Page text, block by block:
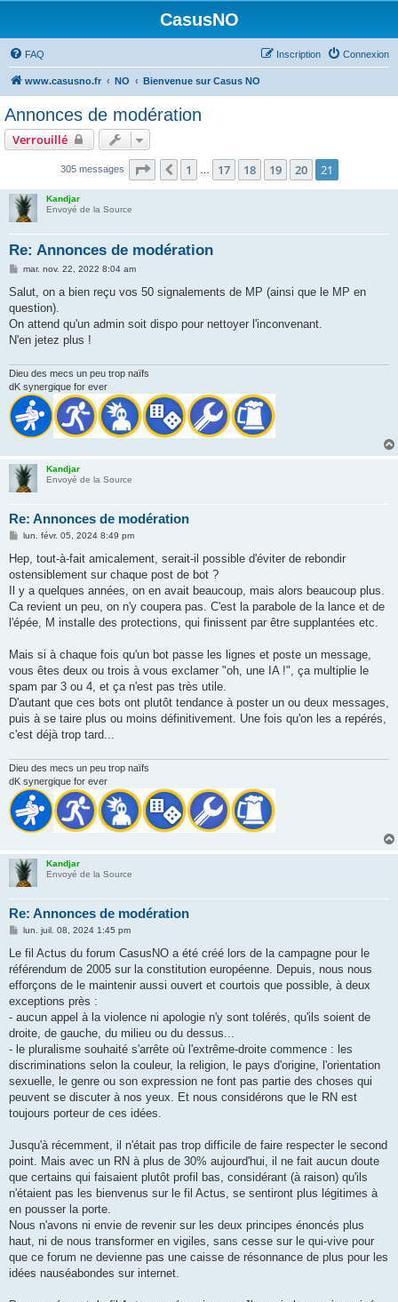
CasusNO
FAQ Connexion
Inscription
www.casusno.fr NO Bienvenue sur Casus NO
Annonces de modération
Verrouillé
305 messages Page 21 sur 21
Précédent
1 17 18 19 20 21
Kandjar
Envoyé de la Source
Re: Annonces de modération
M
s
a
g
mar. nov. 22, 2022 8:04 am
Salut, on a bien reçu vos 50 signalements de MP (ainsi que le MP en
question).
On attend qu'un admin soit dispo pour nettoyer l'inconvenant.
N'en jetez plus !
Dieu des mecs un peu trop naïfs
dK synergique for ever
Kandjar
Envoyé de la Source
Re: Annonces de modération
M
s
s
a
g
e
lun. févr. 05, 2024 8:49 pm
Hep, tout-à-fait amicalement, serait-il possible d'éviter de rebondir
ostensiblement sur chaque post de bot ?
Il y a quelques années, on en avait beaucoup, mais alors beaucoup plus.
Ca revient un peu, on n'y coupera pas. C'est la parabole de la lance et de
l'épée, M installe des protections, qui finissent par être supplantées etc.
Mais si à chaque fois qu'un bot passe les lignes et poste un message,
vous êtes deux ou trois à vous exclamer "oh, une IA !", ça multiplie le
spam par 3 ou 4, et ça n'est pas très utile.
D'autant que ces bots ont plutôt tendance à poster un ou deux messages,
puis à se taire plus ou moins définitivement. Une fois qu'on les a repérés,
c'est déjà trop tard...
Dieu des mecs un peu trop naïfs
dK synergique for ever
Kandjar
Envoyé de la Source
Re: Annonces de modération
M
s
a
g
lun. juil. 08, 2024 1:45 pm
Le fil Actus du forum CasusNO a été créé lors de la campagne pour le
référendum de 2005 sur la constitution européenne. Depuis, nous nous
efforçons de le maintenir aussi ouvert et courtois que possible, à deux
exceptions près :
- aucun appel à la violence ni apologie n'y sont tolérés, qu'ils soient de
droite, de gauche, du milieu ou du dessus...
- le pluralisme souhaité s'arrête où l'extrême-droite commence : les
discriminations selon la couleur, la religion, le pays d'origine, l'orientation
sexuelle, le genre ou son expression ne font pas partie des choses qui
peuvent se discuter à nos yeux. Et nous considérons que le RN est
toujours porteur de ces idées.
Jusqu'à récemment, il n'était pas trop difficile de faire respecter le second
point. Mais avec un RN à plus de 30% aujourd'hui, il ne fait aucun doute
que certains qui faisaient plutôt profil bas, considérant (à raison) qu'ils
n'étaient pas les bienvenus sur le fil Actus, se sentiront plus légitimes à
en pousser la porte.
Nous n'avons ni envie de revenir sur les deux principes énoncés plus
haut, ni de nous transformer en vigiles, sans cesse sur le qui-vive pour
que ce forum ne devienne pas une caisse de résonnance de plus pour les
idées nauséabondes sur internet.